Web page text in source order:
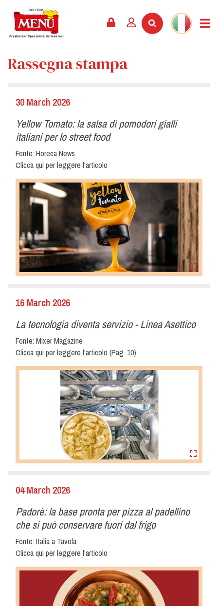
CATALOGO
ULTIME NOVITÀ
RASSEGNA STAMPA
CHI SIAMO
VALORI
SHOWROOM
LAVORA CON NOI
Rassegna stampa
30 March 2026
Yellow Tomato: la salsa di pomodori gialli
italiani per lo street food
Fonte: Horeca News
Clicca qui per leggere l'articolo
16 March 2026
La tecnologia diventa servizio - Linea Asettico
Fonte: Mixer Magazine
Clicca qui per leggere l'articolo (Pag. 10)
04 March 2026
Padorè: la base pronta per pizza al padellino
che si può conservare fuori dal frigo
Fonte: Italia a Tavola
Clicca qui per leggere l'articolo